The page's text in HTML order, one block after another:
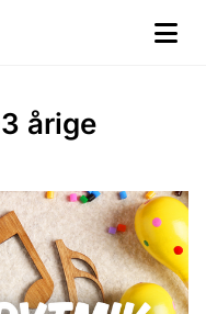
årige